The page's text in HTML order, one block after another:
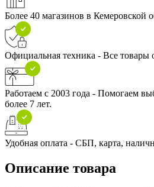
Более 40 магазинов в Кемеровской
Официальная техника - Все
Работаем с 2003 года - Помогаем
более 7 лет.
Удобная оплата - СБП, карта,
Описание товара